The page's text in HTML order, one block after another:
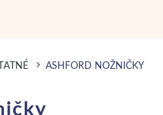
ASHFORD NOŽNIČKY